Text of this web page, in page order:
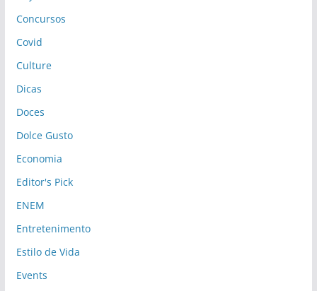
Concursos
Covid
Culture
Dicas
Doces
Dolce Gusto
Economia
Editor's Pick
ENEM
Entretenimento
Estilo de Vida
Events